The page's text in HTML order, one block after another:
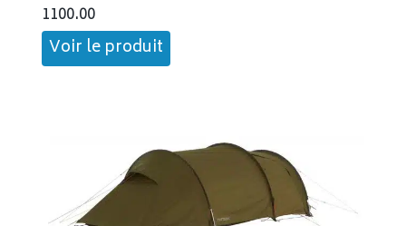
1100.00
Voir le produit